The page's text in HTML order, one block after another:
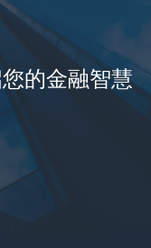
的金融智慧